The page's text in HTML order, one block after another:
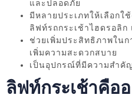
และปลอดภัย
มีหลายประเภทให้เลือกใ
ลิฟท์รถกระเช้าไฮดรอลิ
ช่วยเพิ่มประสิทธิภาพในก
เพิ่มความสะดวกสบาย
เป็นอุปกรณ์ที่มีความสำคั
ลิฟท์กระเช้าคือ